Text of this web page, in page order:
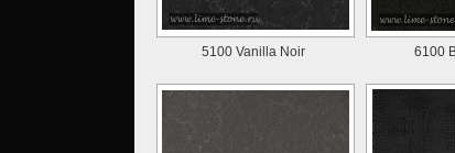
5100 Vanilla Noir 6100